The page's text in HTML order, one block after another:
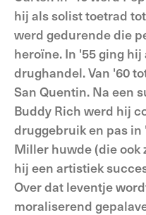
hij als solist toetrad
werd gedurende die
heroïne. In '55 ging
drughandel. Van '60
San Quentin. Na een
Buddy Rich werd hij
druggebruik en pas
Miller huwde (die
hij een artistiek
Over dat leventje
moraliserend